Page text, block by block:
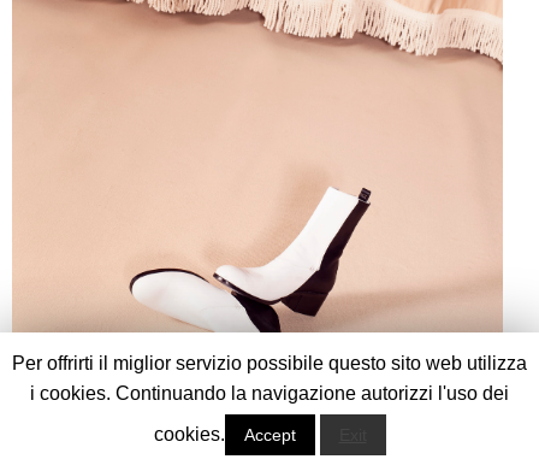
Per offrirti il miglior servizio possibile questo sito web utilizza
i cookies. Continuando la navigazione autorizzi l'uso dei
cookies.
Accept